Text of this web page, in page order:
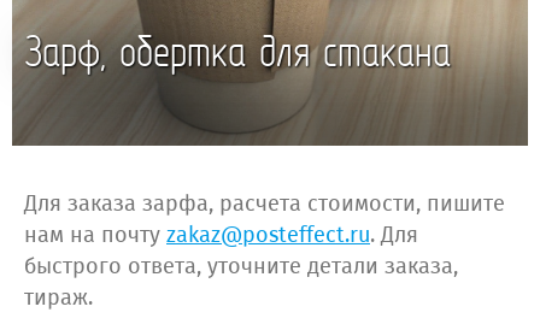
Зарф, обертка для стакана
Для заказа зарфа, расчета стоимости, пишите
нам на почтуzakaz@posteffect.ru. Для
быстрого ответа, уточните детали заказа,
тираж.